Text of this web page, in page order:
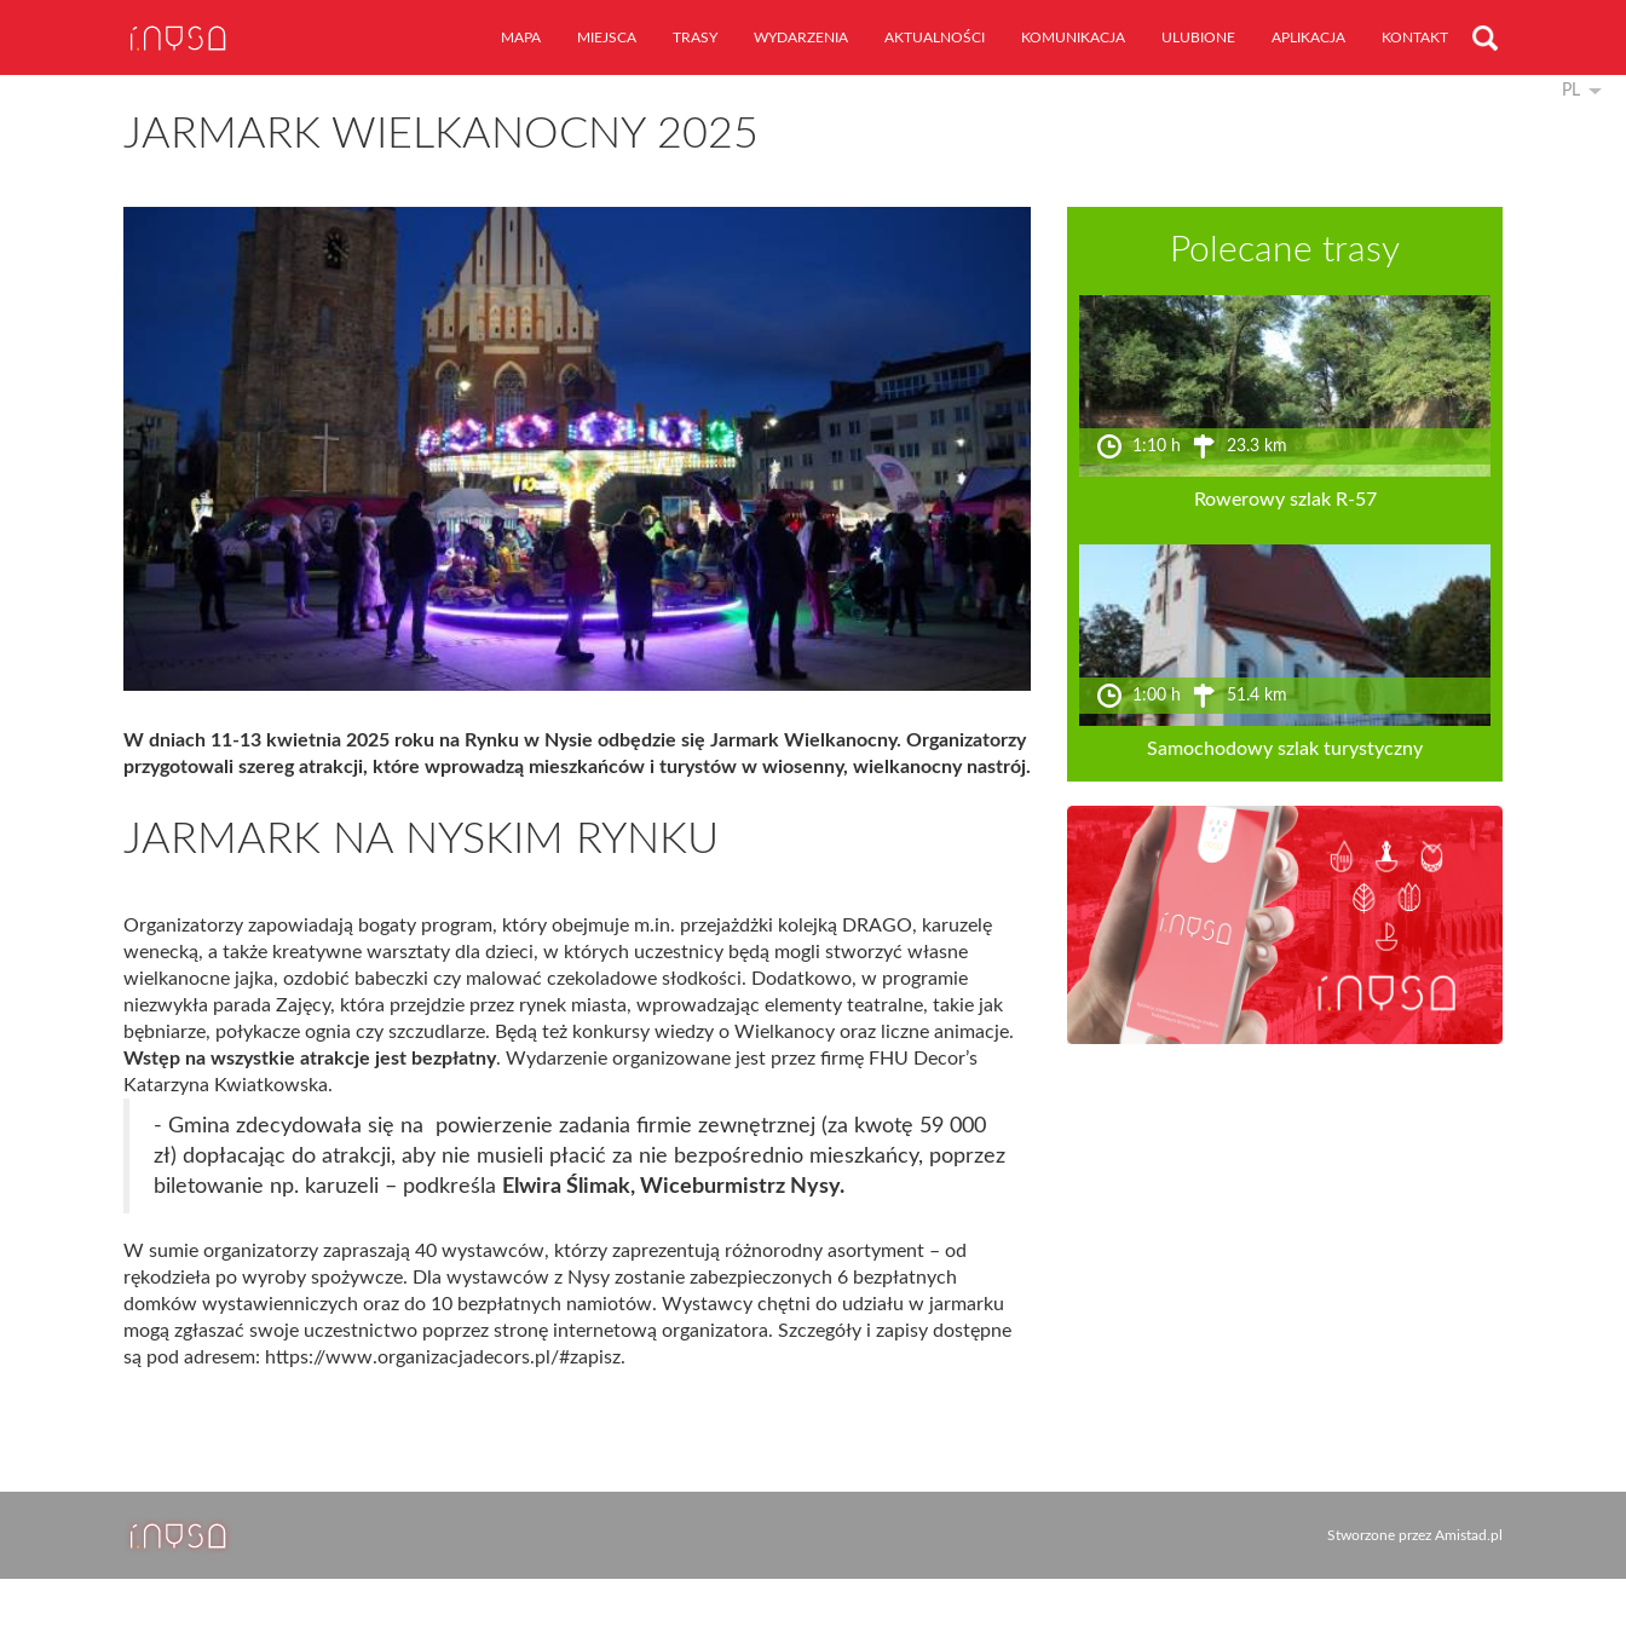
MAPA MIEJSCA TRASY WYDARZENIA AKTUALNOŚCI KOMUNIKACJA ULUBIONE APLIKACJA KONTAKT
PL
JARMARK WIELKANOCNY 2025
W dniach 11-13 kwietnia 2025 roku na Rynku w Nysie odbędzie się Jarmark Wielkanocny. Organizatorzy
przygotowali szereg atrakcji, które wprowadzą mieszkańców i turystów w wiosenny, wielkanocny nastrój.
JARMARK NA NYSKIM RYNKU
Organizatorzy zapowiadają bogaty program, który obejmuje m.in. przejażdżki kolejką DRAGO, karuzelę
wenecką, a także kreatywne warsztaty dla dzieci, w których uczestnicy będą mogli stworzyć własne
wielkanocne jajka, ozdobić babeczki czy malować czekoladowe słodkości. Dodatkowo, w programie
niezwykła parada Zajęcy, która przejdzie przez rynek miasta, wprowadzając elementy teatralne, takie jak
bębniarze, połykacze ognia czy szczudlarze. Będą też konkursy wiedzy o Wielkanocy oraz liczne animacje.
Wstęp na wszystkie atrakcje jest bezpłatny. Wydarzenie organizowane jest przez firmę FHU Decor’s
Katarzyna Kwiatkowska.
- Gmina zdecydowała się na powierzenie zadania firmie zewnętrznej (za kwotę 59 000
zł) dopłacając do atrakcji, aby nie musieli płacić za nie bezpośrednio mieszkańcy, poprzez
biletowanie np. karuzeli – podkreśla Elwira Ślimak, Wiceburmistrz Nysy.
W sumie organizatorzy zapraszają 40 wystawców, którzy zaprezentują różnorodny asortyment – od
rękodzieła po wyroby spożywcze. Dla wystawców z Nysy zostanie zabezpieczonych 6 bezpłatnych
domków wystawienniczych oraz do 10 bezpłatnych namiotów. Wystawcy chętni do udziału w jarmarku
mogą zgłaszać swoje uczestnictwo poprzez stronę internetową organizatora. Szczegóły i zapisy dostępne
są pod adresem: https://www.organizacjadecors.pl/#zapisz.
Polecane trasy
1:10 h 23.3 km
Rowerowy szlak R-57
1:00 h 51.4 km
Samochodowy szlak turystyczny
Stworzone przez Amistad.pl